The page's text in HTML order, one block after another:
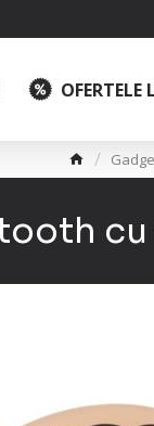
OFERTELE